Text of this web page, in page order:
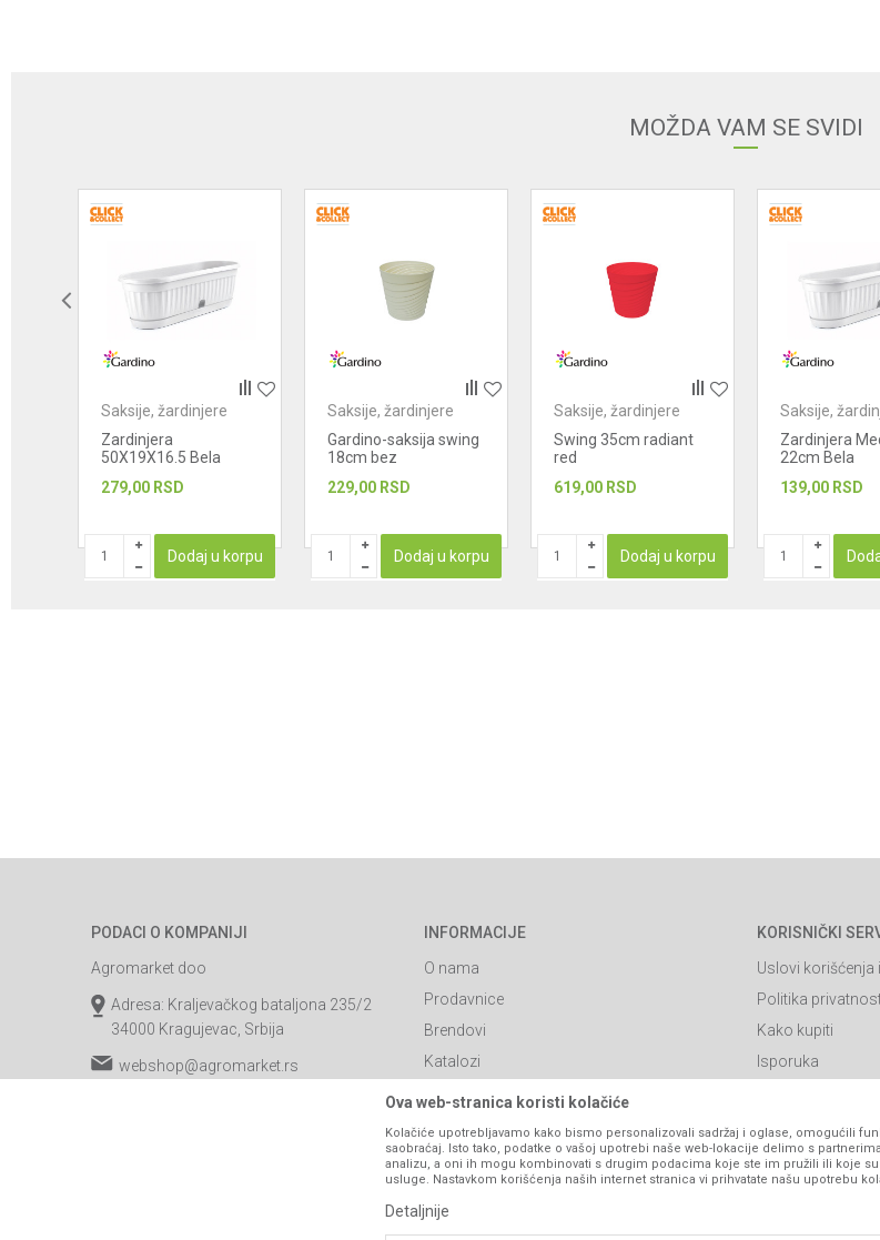
POŠALJI
MOŽDA VAM SE SVIDI
Saksije, žardinjere
Zardinjera
50X19X16.5 Bela
279,00 RSD
Dodaj u korpu
Saksije, žardinjere
Gardino-saksija swing
18cm bez
229,00 RSD
Dodaj u korpu
Saksije, žardinjere
Swing 35cm radiant
red
619,00 RSD
Dodaj u korpu
Saksije,
Zardinjera
22cm Bela
139,00 RSD
PODACI O KOMPANIJI
Agromarket doo
Adresa: Kraljevačkog bataljona 235/2
34000 Kragujevac, Srbija
webshop@agromarket.rs
INFORMACIJE
O nama
Prodavnice
Brendovi
Katalozi
Saradnja
Blog
Najčešća pitanja
Kontakt
B2B Portal
KORISNIČKI
Uslovi korišćenja
Politika
Kako kupiti
Isporuka
Načini plaćanja
Plaćanje
Web kredit
Ova web-stranica koristi kolačiće
Kolačiće upotrebljavamo kako bismo personalizovali sadržaj i oglase, omogućili
saobraćaj. Isto tako, podatke o vašoj upotrebi naše web-lokacije delimo s
analizu, a oni ih mogu kombinovati s drugim podacima koje ste im pružili ili koje
usluge. Nastavkom korišćenja naših internet stranica vi prihvatate našu upotrebu
Detaljnije